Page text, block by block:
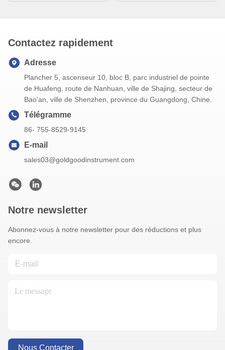
Contactez rapidement
Adresse
Plancher 5, ascenseur 10, bloc B, parc industriel de pointe
de Huafeng, route de Nanhuan, ville de Shajing, secteur de
Bao'an, ville de Shenzhen, province du Guangdong, Chine.
Télégramme
86- 755-8529-9145
E-mail
sales03@goldgoodinstrument.com
Notre newsletter
Abonnez-vous à notre newsletter pour des réductions et plus
encore.
Nous Contacter